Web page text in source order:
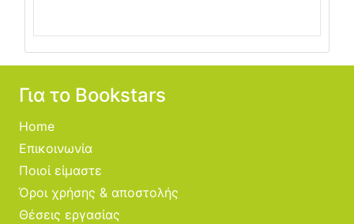
Για το Bookstars
Home
Επικοινωνία
Ποιοί είμαστε
Όροι χρήσης & αποστολής
Θέσεις εργασίας